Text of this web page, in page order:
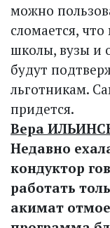
можно
сломается,
школы, вузы и
будут
льготникам.
придется.
Вера
Недавно
кондуктор
работать
акимат